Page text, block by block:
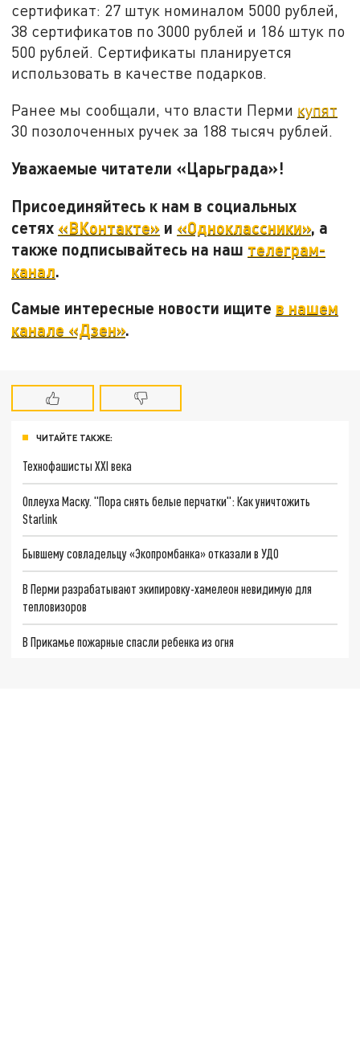
сертификат: 27 штук номиналом 5000 рублей,
38 сертификатов по 3000 рублей и 186 штук по
500 рублей. Сертификаты планируется
использовать в качестве подарков.
Ранее мы сообщали, что власти Перми купят
30 позолоченных ручек за 188 тысяч рублей.
Уважаемые читатели «Царьграда»!
Присоединяйтесь к нам в социальных
сетях «ВКонтакте» и «Одноклассники», а
также подписывайтесь на наш телеграм-
канал.
Самые интересные новости ищите в нашем
канале «Дзен».
ЧИТАЙТЕ ТАКЖЕ:
Технофашисты XXI века
Оплеуха Маску. "Пора снять белые перчатки": Как уничтожить
Starlink
Бывшему совладельцу «Экопромбанка» отказали в УДО
В Перми разрабатывают экипировку-хамелеон невидимую для
тепловизоров
В Прикамье пожарные спасли ребенка из огня